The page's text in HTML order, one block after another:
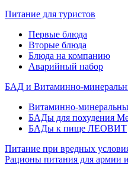
Питание для туристов
Первые блюда
Вторые блюда
Блюда на компанию
Аварийный набор
БАД и Витаминно-
Витаминно-
БАДы для похудения
БАДы к пище ЛЕОВИТ
Питание при вредных
Рационы питания для армии